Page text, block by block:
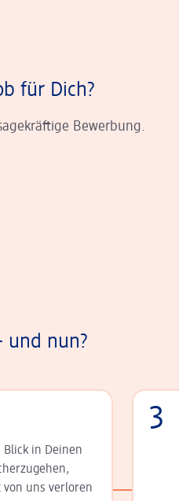
für Dich?
Bewerbung.
und nun?
in Deinen
von uns verloren
3